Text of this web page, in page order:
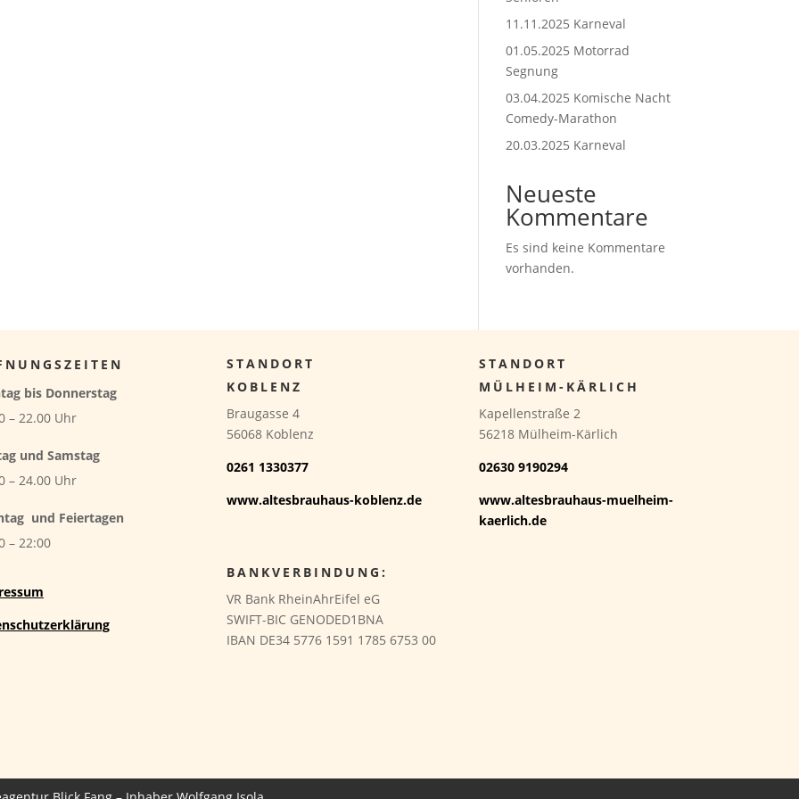
11.11.2025 Karneval
01.05.2025 Motorrad
Segnung
03.04.2025 Komische Nacht
Comedy-Marathon
20.03.2025 Karneval
Neueste
Kommentare
Es sind keine Kommentare
vorhanden.
bis Donnerstag
– 22.00 Uhr
und Samstag
– 24.00 Uhr
und Feiertagen
– 22:00
STANDORT
KOBLENZ
Braugasse 4
56068 Koblenz
0261 1330377
www.altesbrauhaus-koblenz.de
STANDORT
MÜLHEIM-KÄRLICH
Kapellenstraße 2
56218 Mülheim-Kärlich
02630 9190294
www.altesbrauhaus-muelheim-
kaerlich.de
BANKVERBINDUNG:
VR Bank RheinAhrEifel eG
SWIFT-BIC GENODED1BNA
IBAN DE34 5776 1591 1785 6753 00